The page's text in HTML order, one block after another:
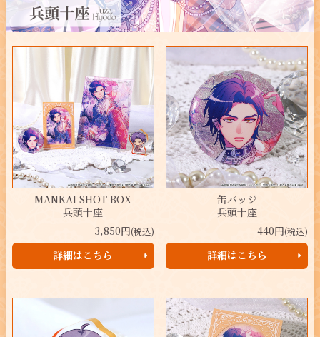
MANKAI SHOT BOX
兵頭十座
3,850円(税込)
詳細はこちら
缶バッジ
兵頭十座
440円(税込)
詳細はこちら